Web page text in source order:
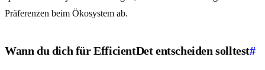
Präferenzen beim Ökosystem ab.
Wann du dich für EfficientDet entscheiden solltest#